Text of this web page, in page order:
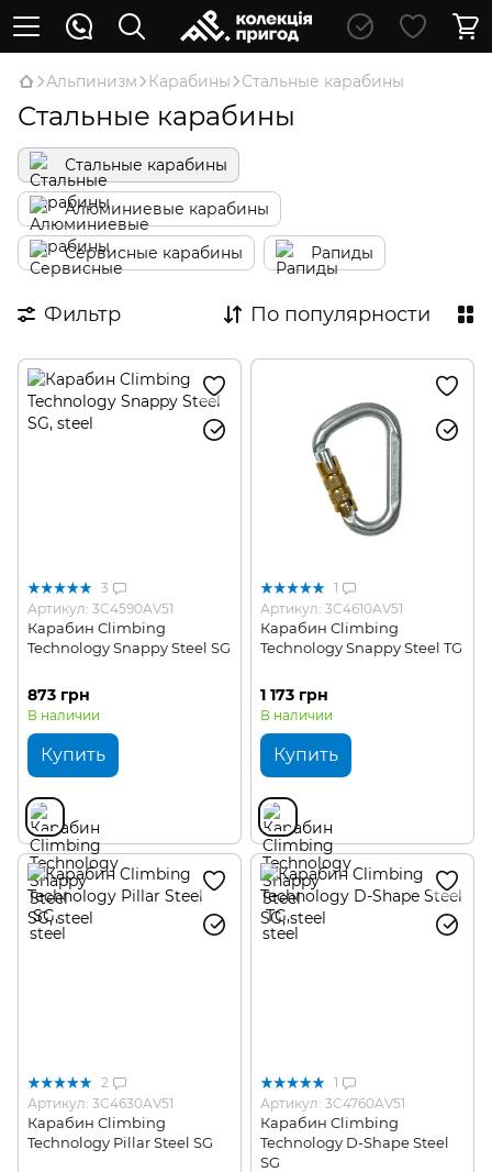
Альпинизм Карабины Стальные карабины
Стальные карабины
Стальные карабины
Алюминиевые карабины
Сервисные карабины Рапиды
Фильтр По популярности
3
Артикул: 3C4590AV51
Карабин Climbing
Technology Snappy Steel SG
873 грн
В наличии
Купить
1
Артикул: 3C4610AV51
Карабин Climbing
Technology Snappy Steel TG
1 173 грн
В наличии
Купить
2
Артикул: 3C4630AV51
Карабин Climbing
Technology Pillar Steel SG
1
Артикул: 3C4760AV51
Карабин Climbing
Technology D-Shape Steel
SG